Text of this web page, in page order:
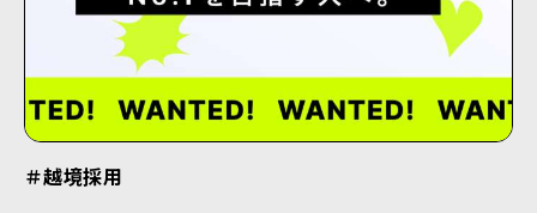
＃越境採用